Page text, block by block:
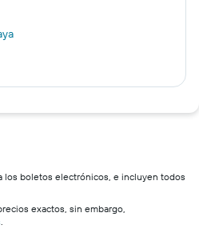
los boletos electrónicos, e incluyen todos
exactos, sin embargo,
.